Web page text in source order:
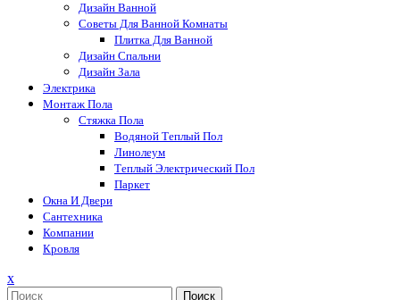
Дизайн Ванной
Советы Для Ванной Комнаты
Плитка Для Ванной
Дизайн Спальни
Дизайн Зала
Электрика
Монтаж Пола
Стяжка Пола
Водяной Теплый Пол
Линолеум
Теплый Электрический Пол
Паркет
Окна И Двери
Сантехника
Компании
Кровля
xЗакрыть
меню
Поиск